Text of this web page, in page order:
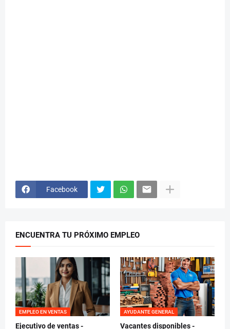
Facebook
ENCUENTRA TU PRÓXIMO EMPLEO
EMPLEO EN VENTAS
Ejecutivo de ventas -
AYUDANTE GENERAL
Vacantes disponibles -